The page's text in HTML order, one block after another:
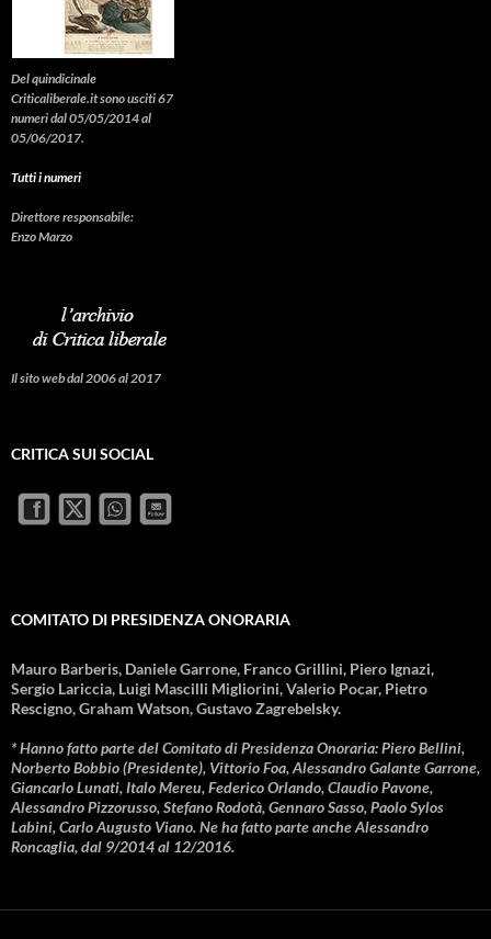
Del quindicinale
Criticaliberale.it sono usciti 67
numeri dal 05/05/2014 al
05/06/2017.
Tutti i numeri
Direttore responsabile:
Enzo Marzo
Il sito web dal 2006 al 2017
CRITICA SUI SOCIAL
COMITATO DI PRESIDENZA ONORARIA
Mauro Barberis, Daniele Garrone, Franco Grillini, Piero Ignazi,
Sergio Lariccia, Luigi Mascilli Migliorini, Valerio Pocar, Pietro
Rescigno, Graham Watson, Gustavo Zagrebelsky.
* Hanno fatto parte del Comitato di Presidenza Onoraria: Piero Bellini,
Norberto Bobbio (Presidente), Vittorio Foa, Alessandro Galante Garrone,
Giancarlo Lunati, Italo Mereu, Federico Orlando, Claudio Pavone,
Alessandro Pizzorusso, Stefano Rodotà, Gennaro Sasso, Paolo Sylos
Labini, Carlo Augusto Viano. Ne ha fatto parte anche Alessandro
Roncaglia, dal 9/2014 al 12/2016.